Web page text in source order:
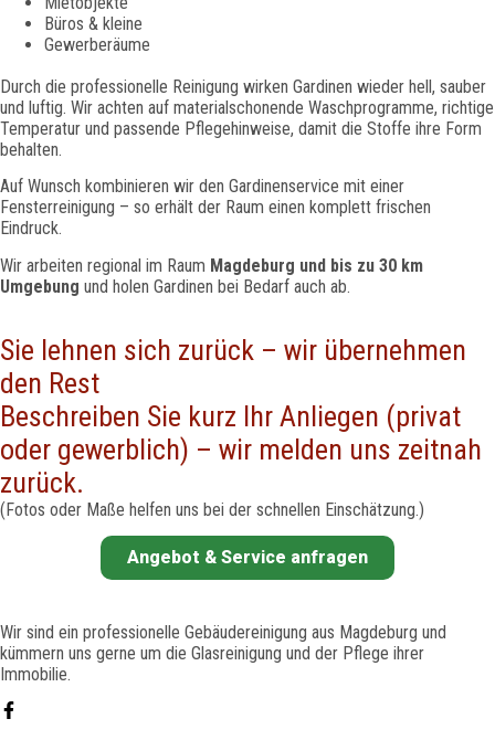
Büros & kleine
Gewerberäume
Durch die professionelle Reinigung wirken Gardinen wieder hell, sauber
und luftig. Wir achten auf materialschonende Waschprogramme, richtige
Temperatur und passende Pflegehinweise, damit die Stoffe ihre Form
behalten.
Auf Wunsch kombinieren wir den Gardinenservice mit einer
Fensterreinigung – so erhält der Raum einen komplett frischen
Eindruck.
Wir arbeiten regional im Raum Magdeburg und bis zu 30 km
Umgebung und holen Gardinen bei Bedarf auch ab.
Sie lehnen sich zurück – wir übernehmen
den Rest
Beschreiben Sie kurz Ihr Anliegen (privat
oder gewerblich) – wir melden uns zeitnah
zurück.
(Fotos oder Maße helfen uns bei der schnellen Einschätzung.)
Angebot & Service anfragen
Wir sind ein professionelle Gebäudereinigung aus Magdeburg und
kümmern uns gerne um die Glasreinigung und der Pflege ihrer
Immobilie.